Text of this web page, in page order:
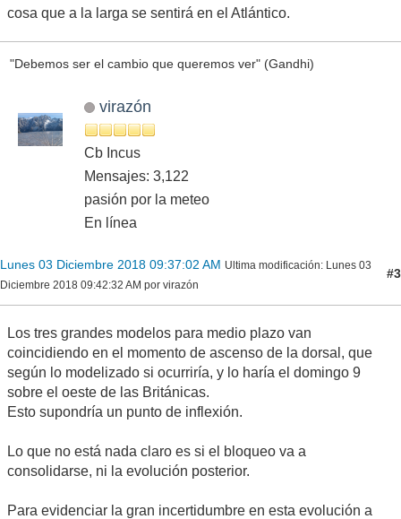
cosa que a la larga se sentirá en el Atlántico.
"Debemos ser el cambio que queremos ver" (Gandhi)
virazón
Cb Incus
Mensajes: 3,122
pasión por la meteo
En línea
Lunes 03 Diciembre 2018 09:37:02 AM Ultima modificación: Lunes 03
Diciembre 2018 09:42:32 AM por virazón
#3
Los tres grandes modelos para medio plazo van
coincidiendo en el momento de ascenso de la dorsal, que
según lo modelizado si ocurriría, y lo haría el domingo 9
sobre el oeste de las Británicas.
Esto supondría un punto de inflexión.
Lo que no está nada claro es si el bloqueo va a
consolidarse, ni la evolución posterior.
Para evidenciar la gran incertidumbre en esta evolución a